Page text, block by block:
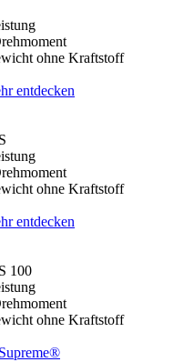
ohne Kraftstoff
entdecken
ohne Kraftstoff
entdecken
100
ohne Kraftstoff